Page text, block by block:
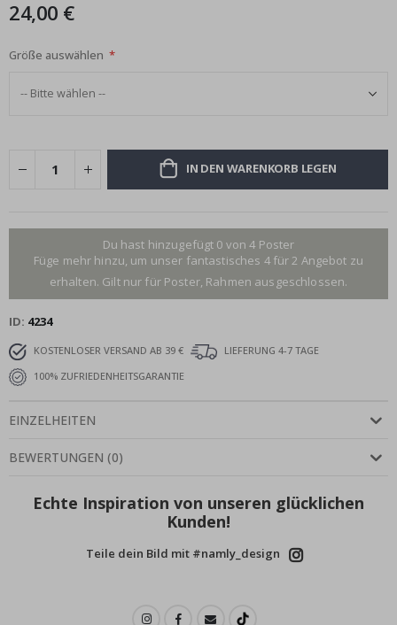
24,00 €
Größe auswählen
IN DEN WARENKORB LEGEN
Du hast hinzugefügt 0 von 4 Poster
Füge mehr hinzu, um unser fantastisches 4 für 2 Angebot zu
erhalten. Gilt nur für Poster, Rahmen ausgeschlossen.
ID 4234
KOSTENLOSER VERSAND AB 39 €
LIEFERUNG 4-7 TAGE
100% ZUFRIEDENHEITSGARANTIE
EINZELHEITEN
BEWERTUNGEN (0)
Echte Inspiration von unseren glücklichen
Kunden!
Teile dein Bild mit #namly_design